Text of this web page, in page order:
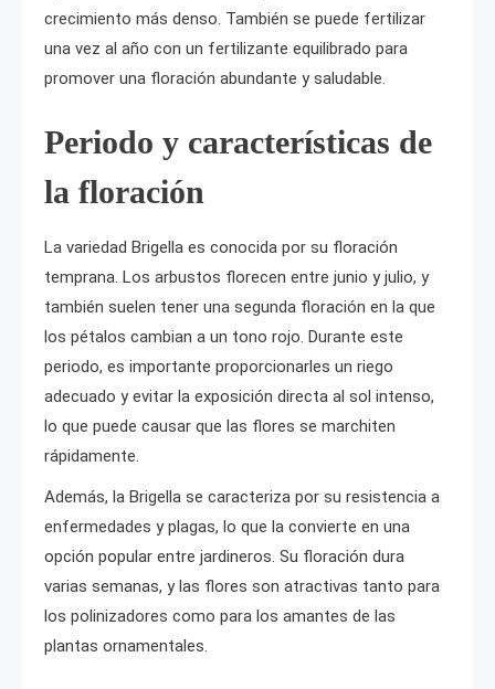
crecimiento más denso. También se puede fertilizar
una vez al año con un fertilizante equilibrado para
promover una floración abundante y saludable.
Periodo y características de
la floración
La variedad Brigella es conocida por su floración
temprana. Los arbustos florecen entre junio y julio, y
también suelen tener una segunda floración en la que
los pétalos cambian a un tono rojo. Durante este
periodo, es importante proporcionarles un riego
adecuado y evitar la exposición directa al sol intenso,
lo que puede causar que las flores se marchiten
rápidamente.
Además, la Brigella se caracteriza por su resistencia a
enfermedades y plagas, lo que la convierte en una
opción popular entre jardineros. Su floración dura
varias semanas, y las flores son atractivas tanto para
los polinizadores como para los amantes de las
plantas ornamentales.